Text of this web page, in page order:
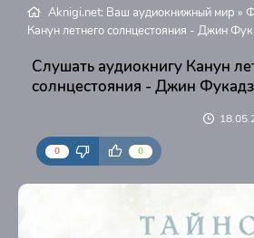
Aknigi.net: Ваш аудиокнижный мир »
Канун летнего солнцестояния - Джин
Слушать аудиокнигу Канун
солнцестояния - Джин
0 0